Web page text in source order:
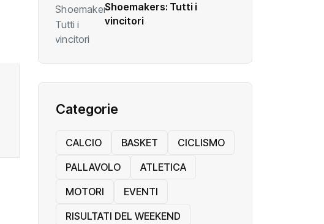
Shoemakers: Tutti i
vincitori
Categorie
CALCIO BASKET
CICLISMO
PALLAVOLO
ATLETICA
MOTORI
EVENTI
RISULTATI DEL WEEKEND